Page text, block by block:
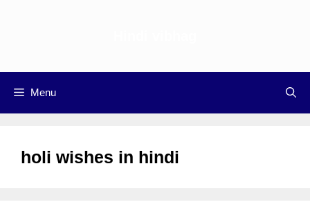
Menu
holi wishes in hindi